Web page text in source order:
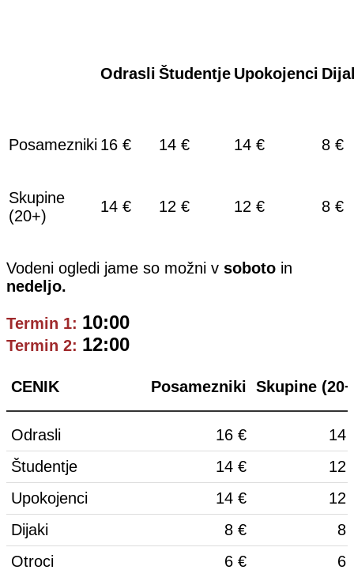
Odrasli Študentje Upokojenci
Posamezniki 16 € 14 € 14 € 8 €
Skupine
(20+)
14 € 12 € 12 € 8 €
Vodeni ogledi jame so možni v soboto in
nedeljo.
Termin 1: 10:00
Termin 2: 12:00
CENIK Posamezniki Skupine
Odrasli 16 €
14
Študentje
14 €
12
Upokojenci
14 €
12
Dijaki
8 €
8
Otroci
6 € 6